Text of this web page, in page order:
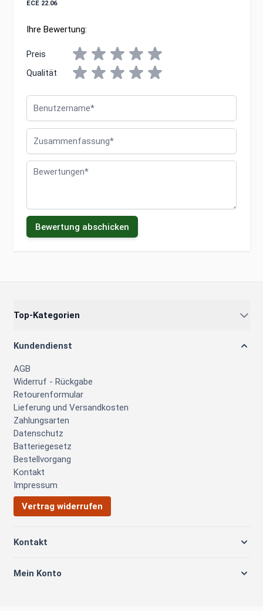
ECE 22.06
Ihre Bewertung:
Preis
Qualität
Bewertungen
Bewertung abschicken
Top-Kategorien
Kundendienst
AGB
Widerruf - Rückgabe
Retourenformular
Lieferung und Versandkosten
Zahlungsarten
Datenschutz
Batteriegesetz
Bestellvorgang
Kontakt
Impressum
Vertrag widerrufen
Kontakt
Mein Konto